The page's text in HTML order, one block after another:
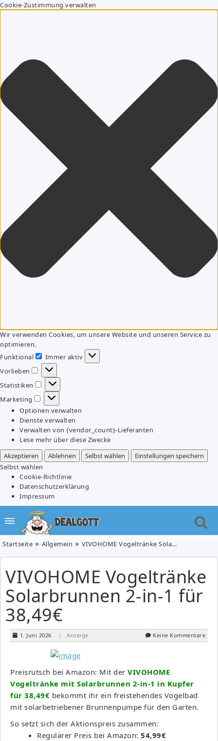
Cookie-Zustimmung verwalten
Wir verwenden Cookies, um unsere Website und unseren Service zu
optimieren.
Funktional
Funktional
Immer aktiv
Vorlieben
Vorlieben
Statistiken
Statistiken
Marketing
Marketing
Optionen verwalten
Dienste verwalten
Verwalten von {vendor_count}-Lieferanten
Lese mehr über diese Zwecke
Akzeptieren
Ablehnen Selbst wählen
Einstellungen speichern
Selbst wählen
Cookie-Richtlinie
Datenschutzerklärung
Impressum
Startseite Allgemein VIVOHOME Vogeltränke Solarbrunnen 2-in-1 für 38,49€
VIVOHOME Vogeltränke
Solarbrunnen 2-in-1 für
38,49€
1. Juni 2026 | Anzeige Keine Kommentare
Preisrutsch bei Amazon: Mit der VIVOHOME
Vogeltränke mit Solarbrunnen 2-in-1 in Kupfer
für 38,49€ bekommt ihr ein freistehendes Vogelbad
mit solarbetriebener Brunnenpumpe für den Garten.
So setzt sich der Aktionspreis zusammen:
Regulärer Preis bei Amazon: 54,99€